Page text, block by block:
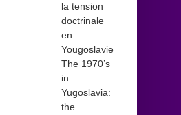
la tension
doctrinale
en
Yougoslavie
The 1970’s
in
Yugoslavia:
the